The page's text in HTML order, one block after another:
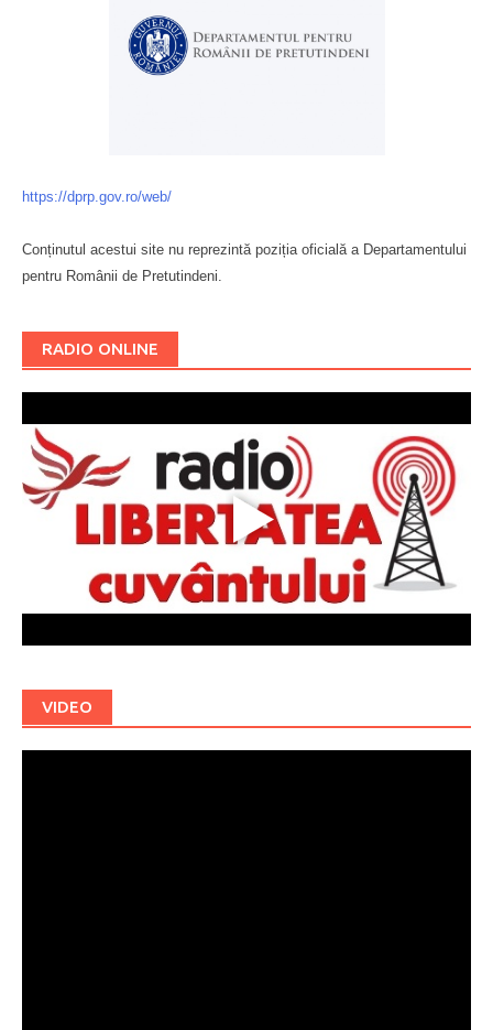
https://dprp.gov.ro/web/
Conținutul acestui site nu reprezintă poziția oficială a Departamentului
pentru Românii de Pretutindeni.
RADIO ONLINE
VIDEO